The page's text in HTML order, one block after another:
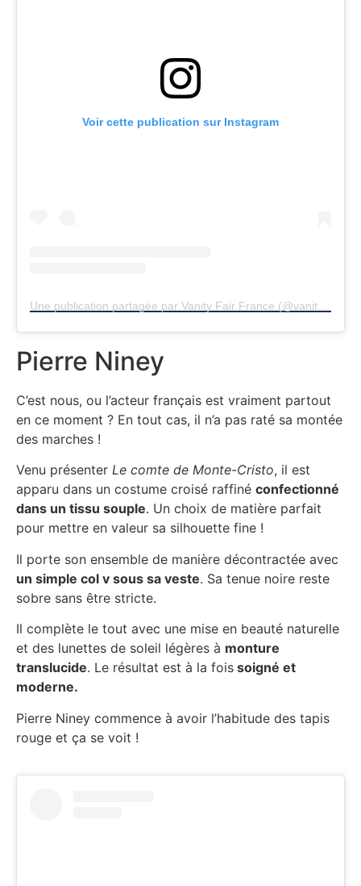
Pierre Niney
C’est nous, ou l’acteur français est vraiment partout
en ce moment ? En tout cas, il n’a pas raté sa montée
des marches !
Venu présenter Le comte de Monte-Cristo, il est
apparu dans un costume croisé raffiné confectionné
dans un tissu souple. Un choix de matière parfait
pour mettre en valeur sa silhouette fine !
Il porte son ensemble de manière décontractée avec
un simple col v sous sa veste. Sa tenue noire reste
sobre sans être stricte.
Il complète le tout avec une mise en beauté naturelle
et des lunettes de soleil légères à monture
translucide. Le résultat est à la fois soigné et
moderne.
Pierre Niney commence à avoir l’habitude des tapis
rouge et ça se voit !
Voir cette publication sur Instagram